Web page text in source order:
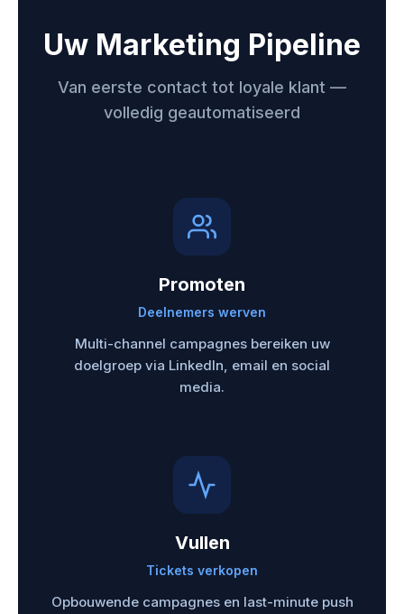
Uw Marketing Pipeline
Van eerste contact tot loyale klant —
volledig geautomatiseerd
Promoten
Deelnemers werven
Multi-channel campagnes bereiken uw
doelgroep via LinkedIn, email en social
media.
Vullen
Tickets verkopen
Opbouwende campagnes en last-minute push